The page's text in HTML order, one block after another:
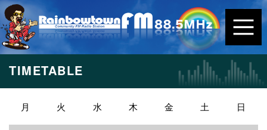
TIMETABLE
月 火 水 木 金 土 日